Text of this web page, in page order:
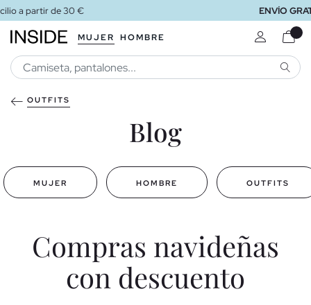
MUJER HOMBRE
OUTFITS
Blog
MUJER HOMBRE OUTFITS
Compras navideñas
con descuento